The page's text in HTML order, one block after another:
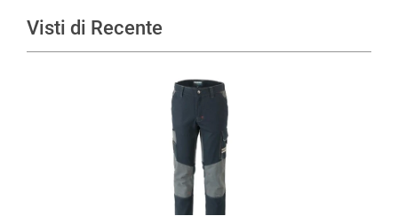
Visti di Recente